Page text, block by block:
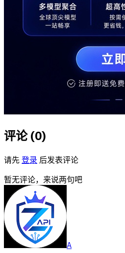
评论 (0)
请先 登录 后发表评论
暂无评论，来说两句吧
A